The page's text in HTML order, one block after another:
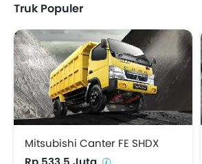
Howo Homan
Truk Populer
Mitsubishi Canter FE SHDX